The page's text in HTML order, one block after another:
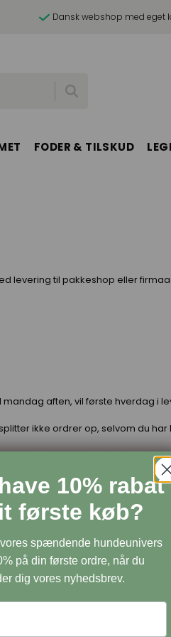
Dansk webshop med eget
FODER & TILSKUD
levering til pakkeshop eller
aften, vil første hverdag i
ikke ordrer op, selvom du
står også på din
Det er vigtigt du vedlægger et
10% rabat
første køb?
spændende hundeunivers
på din første ordre, når du
dig vores nyhedsbrev.